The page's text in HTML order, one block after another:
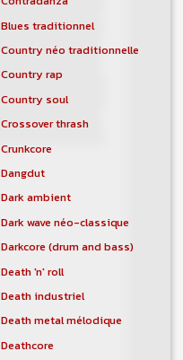
Blues traditionnel
Country néo traditionnelle
Country rap
Country soul
Crossover thrash
Crunkcore
Dangdut
Dark ambient
Dark wave néo-classique
Darkcore (drum and bass)
Death 'n' roll
Death industriel
Death metal mélodique
Deathcore